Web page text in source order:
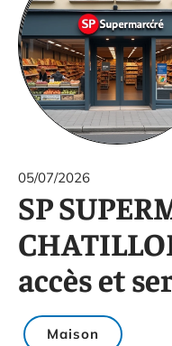
05/07/2026
SP
accès et
Maison